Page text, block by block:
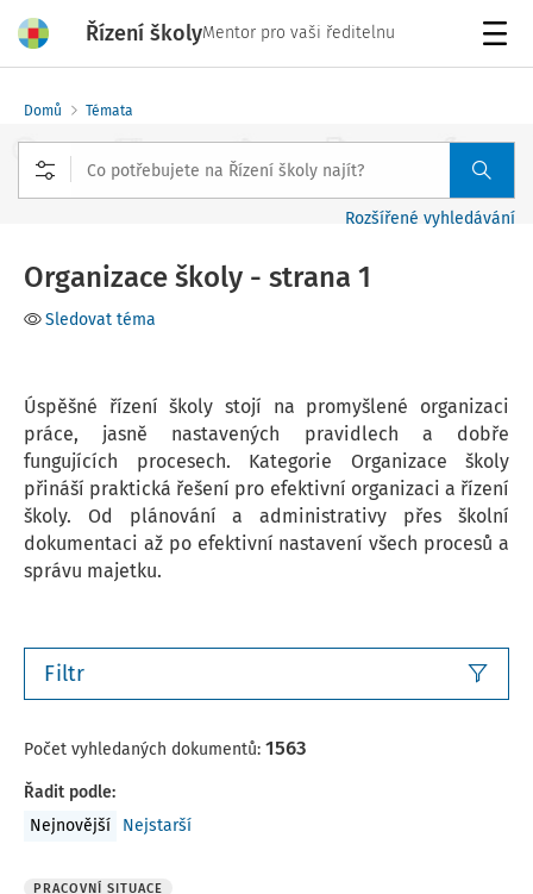
Řízení školyMentor pro vaši ředitelnu
Domů Témata
Rozšířené vyhledávání
Organizace školy - strana 1
Sledovat téma
Úspěšné řízení školy stojí na promyšlené organizaci
práce, jasně nastavených pravidlech a dobře
fungujících procesech. Kategorie Organizace školy
přináší praktická řešení pro efektivní organizaci a řízení
školy. Od plánování a administrativy přes školní
dokumentaci až po efektivní nastavení všech procesů a
správu majetku.
Filtr
Počet vyhledaných dokumentů: 1563
Řadit podle:
Nejnovější
Nejstarší
PRACOVNÍ SITUACE